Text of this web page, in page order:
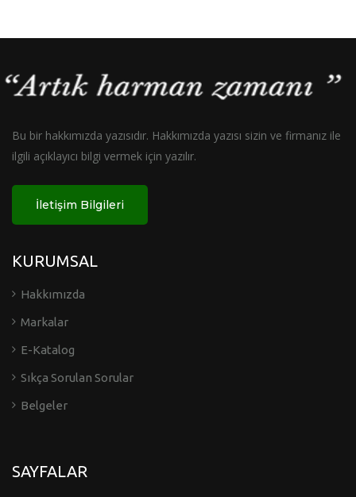
Bu bir hakkımızda yazısıdır. Hakkımızda yazısı sizin ve firmanız ile
ilgili açıklayıcı bilgi vermek için yazılır.
İletişim Bilgileri
KURUMSAL
Hakkımızda
Markalar
E-Katalog
Sıkça Sorulan Sorular
Belgeler
SAYFALAR